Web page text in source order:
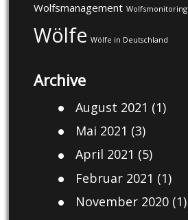
Wolfsmanagement Wolfsmonitoring
Wölfe Wölfe in Deutschland
Archive
August 2021 (1)
Mai 2021 (3)
April 2021 (5)
Februar 2021 (1)
November 2020(1)